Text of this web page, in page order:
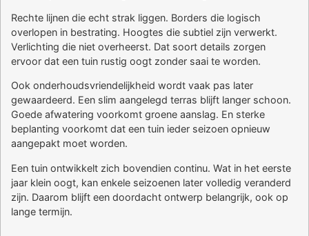
Rechte lijnen die echt strak liggen. Borders die logisch
overlopen in bestrating. Hoogtes die subtiel zijn verwerkt.
Verlichting die niet overheerst. Dat soort details zorgen
ervoor dat een tuin rustig oogt zonder saai te worden.
Ook onderhoudsvriendelijkheid wordt vaak pas later
gewaardeerd. Een slim aangelegd terras blijft langer schoon.
Goede afwatering voorkomt groene aanslag. En sterke
beplanting voorkomt dat een tuin ieder seizoen opnieuw
aangepakt moet worden.
Een tuin ontwikkelt zich bovendien continu. Wat in het eerste
jaar klein oogt, kan enkele seizoenen later volledig veranderd
zijn. Daarom blijft een doordacht ontwerp belangrijk, ook op
lange termijn.